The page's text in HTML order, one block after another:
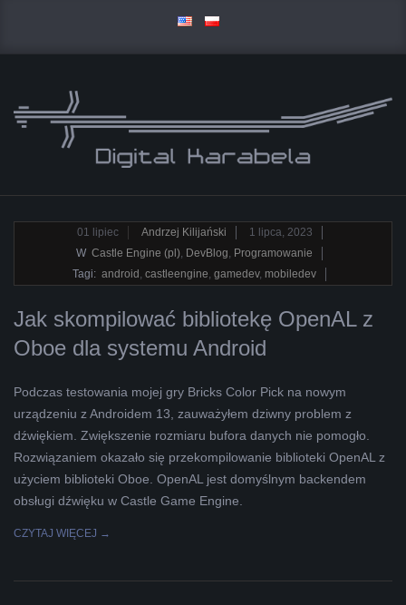
content
D
I
G
I
T
A
L
K
A
R
Navigation 01 lipiec Andrzej Kilijański
1 lipca, 2023
W Castle Engine (pl), DevBlog, Programowanie
Tagi: android , castleengine, gamedev, mobiledev
Jak skompilować bibliotekę OpenAL z
Oboe dla systemu Android
Podczas testowania mojej gry Bricks Color Pick na nowym
urządzeniu z Androidem 13, zauważyłem dziwny problem z
dźwiękiem. Zwiększenie rozmiaru bufora danych nie pomogło.
Rozwiązaniem okazało się przekompilowanie biblioteki OpenAL z
użyciem biblioteki Oboe. OpenAL jest domyślnym backendem
obsługi dźwięku w Castle Game Engine.
CZYTAJ WIĘCEJ →